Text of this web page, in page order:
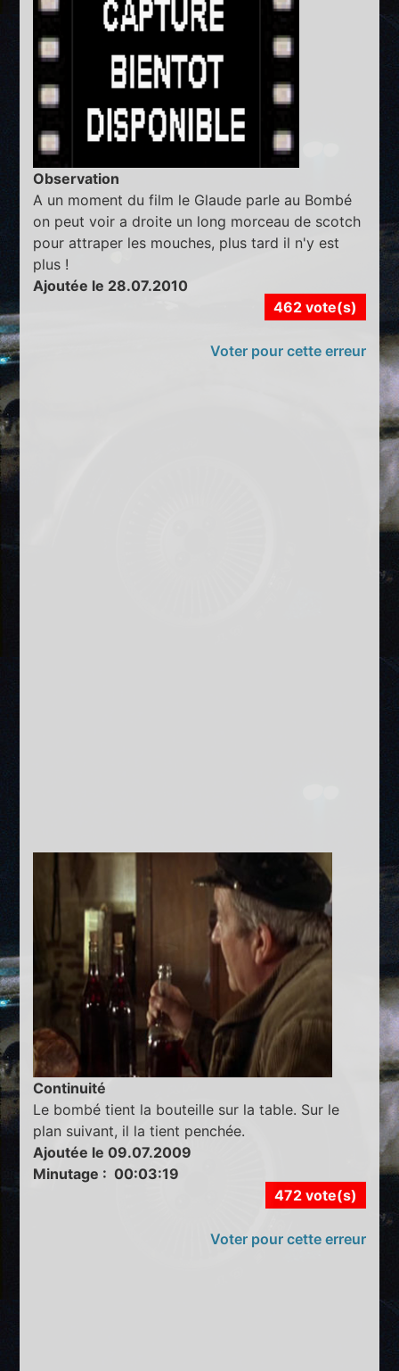
Observation
A un moment du film le Glaude parle au Bombé
on peut voir a droite un long morceau de scotch
pour attraper les mouches, plus tard il n'y est
plus !
Ajoutée le 28.07.2010
462 vote(s)
Voter pour cette erreur
Continuité
Le bombé tient la bouteille sur la table. Sur le
plan suivant, il la tient penchée.
Ajoutée le 09.07.2009
Minutage : 00:03:19
472 vote(s)
Voter pour cette erreur